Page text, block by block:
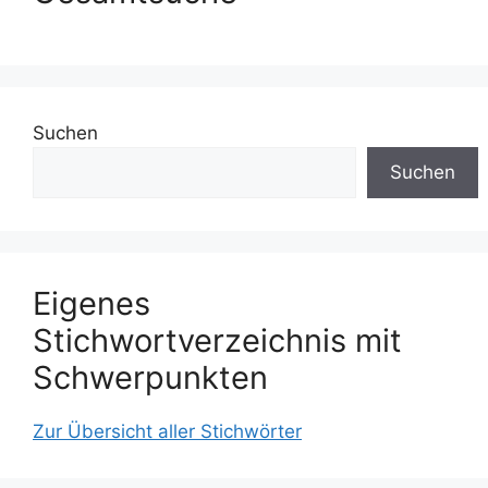
Suchen
Suchen
Eigenes
Stichwortverzeichnis mit
Schwerpunkten
Zur Übersicht aller Stichwörter